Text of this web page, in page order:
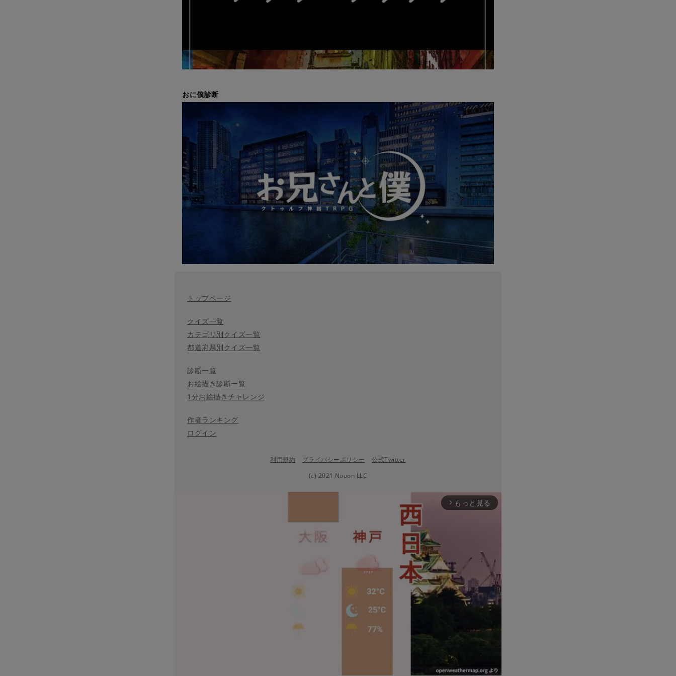
おに僕診断
トップページ
クイズ一覧
カテゴリ別クイズ一覧
都道府県別クイズ一覧
診断一覧
お絵描き診断一覧
1分お絵描きチャレンジ
作者ランキング
ログイン
利用規約 プライバシーポリシー
公式Twitter
(c) 2021 Nooon LLC
arrow_forward_ios もっと見る